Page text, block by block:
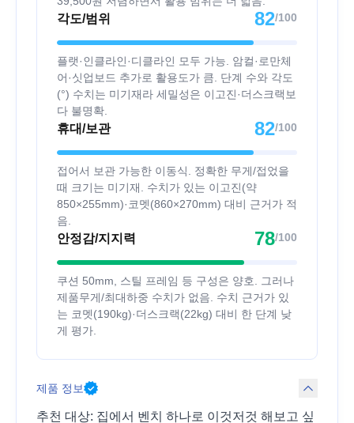
각도/범위 82/100
플랫·인클라인·디클라인 모두 가능. 암컬·로만체
어·싯업보드 추가로 활용도가 큼. 단계 수와 각도
(°) 수치는 미기재라 세밀성은 이고진·더스크랙보
다 불명확.
휴대/보관 82/100
접어서 보관 가능한 이동식. 정확한 무게/접었을
때 크기는 미기재. 수치가 있는 이고진(약
850×255mm)·코멧(860×270mm) 대비 근거가 적
음.
안정감/지지력 78/100
쿠션 50mm, 스틸 프레임 등 구성은 양호. 그러나
제품무게/최대하중 수치가 없음. 수치 근거가 있
는 코멧(190kg)·더스크랙(22kg) 대비 한 단계 낮
게 평가.
제품 정보
추천 대상: 집에서 벤치 하나로 이것저것 해보고 싶